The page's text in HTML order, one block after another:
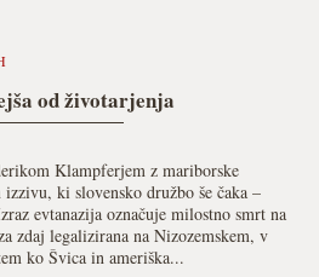
od životarjenja
Klampferjem z mariborske
ki slovensko družbo še čaka –
evtanazija označuje milostno smrt na
zdaj legalizirana na Nizozemskem, v
ko Švica in ameriška...